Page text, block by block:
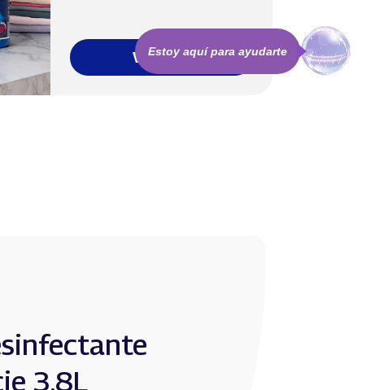
Estoy aquí para ayudarte
Ver más
3.8L